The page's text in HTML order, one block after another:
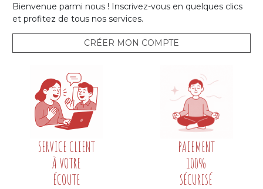
Bienvenue parmi nous ! Inscrivez-vous en quelques clics
et profitez de tous nos services.
CRÉER MON COMPTE
SERVICE CLIENT
À VOTRE
ÉCOUTE
PAIEMENT
100%
SÉCURISÉ